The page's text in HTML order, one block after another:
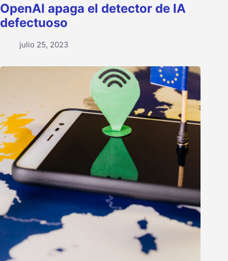
OpenAI apaga el detector de IA
defectuoso
julio 25, 2023